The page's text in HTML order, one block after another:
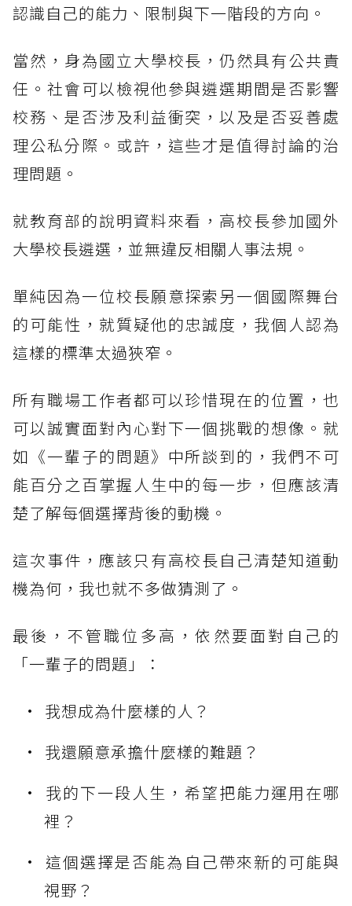
認識自己的能力、限制與下一階段的方向。
當然，身為國立大學校長，仍然具有公共責
任。社會可以檢視他參與遴選期間是否影響
校務、是否涉及利益衝突，以及是否妥善處
理公私分際。或許，這些才是值得討論的治
理問題。
就教育部的說明資料來看，高校長參加國外
大學校長遴選，並無違反相關人事法規。
單純因為一位校長願意探索另一個國際舞台
的可能性，就質疑他的忠誠度，我個人認為
這樣的標準太過狹窄。
所有職場工作者都可以珍惜現在的位置，也
可以誠實面對內心對下一個挑戰的想像。就
如《一輩子的問題》中所談到的，我們不可
能百分之百掌握人生中的每一步，但應該清
楚了解每個選擇背後的動機。
這次事件，應該只有高校長自己清楚知道動
機為何，我也就不多做猜測了。
最後，不管職位多高，依然要面對自己的
「一輩子的問題」：
我想成為什麼樣的人？
我還願意承擔什麼樣的難題？
我的下一段人生，希望把能力運用在哪
裡？
這個選擇是否能為自己帶來新的可能與
視野？